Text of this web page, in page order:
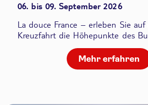
06. bis 09. September 2026
La douce France – erleben Sie
Kreuzfahrt die Höhepunkte des
Mehr erfahren